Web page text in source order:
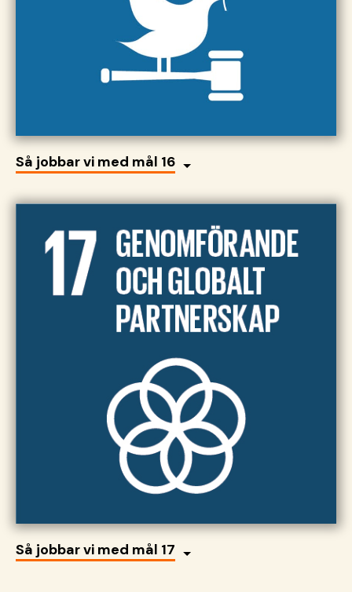
Så jobbar vi med mål 16
Så jobbar vi med mål 17